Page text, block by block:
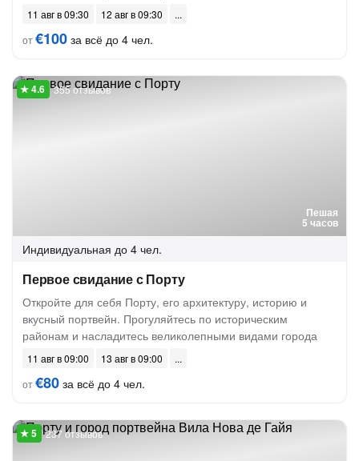
11 авг в 09:30
12 авг в 09:30
от€100 за всё до 4 чел.
Пешая
5 часов
355 отзывов
Индивидуальная до 4 чел.
Первое свидание с Порту
Откройте для себя Порту, его архитектуру, историю и
вкусный портвейн. Прогуляйтесь по историческим
районам и насладитесь великолепными видами города
11 авг в 09:00
13 авг в 09:00
от€80 за всё до 4 чел.
237 отзывов